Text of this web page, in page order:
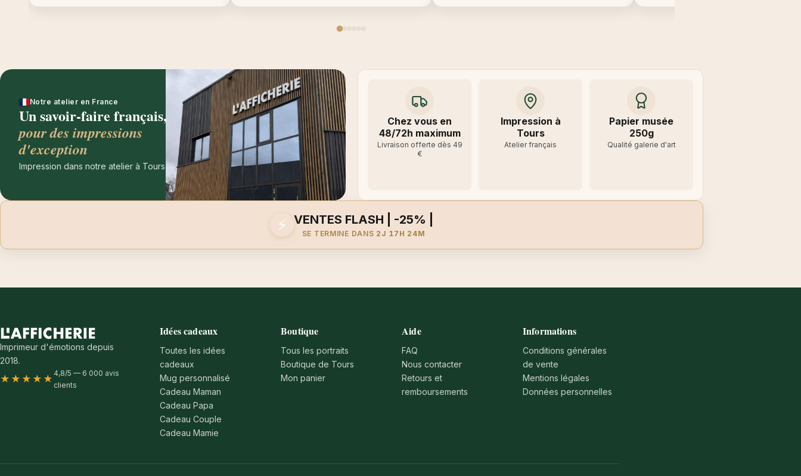
Notre atelier en France
Un savoir-faire français,
pour des impressions
d'exception
Impression dans notre atelier à Tours
Chez vous en
48/72h maximum
Livraison offerte dès 49
€
Impression à
Tours
Atelier français
Papier musée
250g
Qualité galerie d'art
⚡ VENTES FLASH | -25% |
SE TERMINE DANS 2J 17H 24M
Imprimeur d'émotions depuis
2018.
★★★★★ 4,8/5 — 6 000 avis
clients
Idées cadeaux
Toutes les idées
cadeaux
Mug personnalisé
Cadeau Maman
Cadeau Papa
Cadeau Couple
Cadeau Mamie
Boutique
Tous les portraits
Boutique de Tours
Mon panier
Aide
FAQ
Nous contacter
Retours et
remboursements
Informations
Conditions générales
de vente
Mentions légales
Données personnelles